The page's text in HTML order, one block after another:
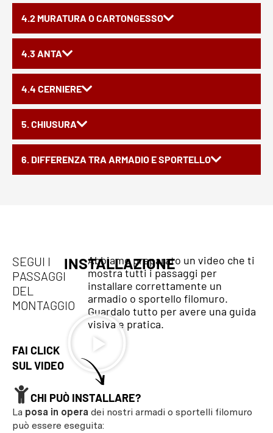
4.2 MURATURA O CARTONGESSO
4.3 ANTA
4.4 CERNIERE
5. CHIUSURA
6. DIFFERENZA TRA ARMADIO E SPORTELLO
SEGUI I
PASSAGGI
DEL
MONTAGGIO
INSTALLAZIONE
Abbiamo preparato un video che ti
mostra tutti i passaggi per
installare correttamente un
armadio o sportello filomuro.
Guardalo tutto per avere una guida
visiva e pratica.
FAI CLICK
SUL VIDEO
CHI PUÒ INSTALLARE?
La posa in opera dei nostri armadi o sportelli filomuro
può essere eseguita: